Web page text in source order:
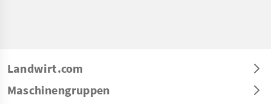
Landwirt.com
Maschinengruppen